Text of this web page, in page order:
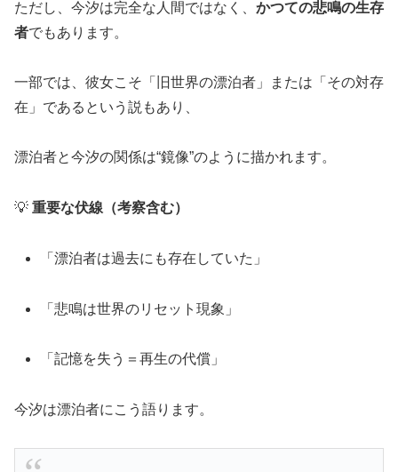
ただし、今汐は完全な人間ではなく、 かつての悲鳴の生存
者でもあります。
一部では、彼女こそ「旧世界の漂泊者」または「その対存
在」であるという説もあり、
漂泊者と今汐の関係は“鏡像”のように描かれます。
💡 重要な伏線（考察含む）
「漂泊者は過去にも存在していた」
「悲鳴は世界のリセット現象」
「記憶を失う＝再生の代償」
今汐は漂泊者にこう語ります。